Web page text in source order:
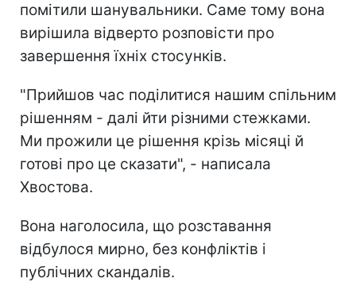
помітили шанувальники. Саме тому вона
вирішила відверто розповісти про
завершення їхніх стосунків.
"Прийшов час поділитися нашим спільним
рішенням - далі йти різними стежками.
Ми прожили це рішення крізь місяці й
готові про це сказати", - написала
Хвостова.
Вона наголосила, що розставання
відбулося мирно, без конфліктів і
публічних скандалів.